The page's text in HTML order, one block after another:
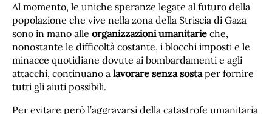
Al momento, le uniche speranze legate al futuro della
popolazione che vive nella zona della Striscia di Gaza
sono in mano alle organizzazioni umanitarie che,
nonostante le difficoltà costante, i blocchi imposti e le
minacce quotidiane dovute ai bombardamenti e agli
attacchi, continuano a lavorare senza sostaper fornire
tutti gli aiuti possibili.
Per evitare però l’aggravarsi della catastrofe umanitaria